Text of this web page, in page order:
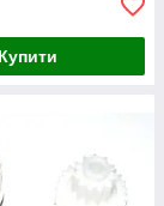
Купити